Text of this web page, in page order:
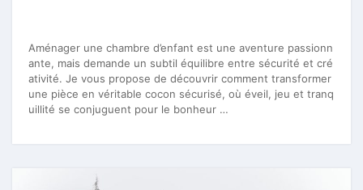
Aménager une chambre d’enfant est une aventure passionn
ante, mais demande un subtil équilibre entre sécurité et cré
ativité. Je vous propose de découvrir comment transformer
une pièce en véritable cocon sécurisé, où éveil, jeu et tranq
uillité se conjuguent pour le bonheur …